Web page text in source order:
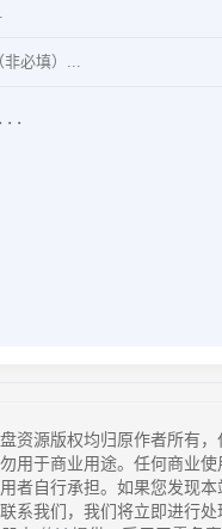
资源版权均归原作者所有
用于商业用途。任何商业
者自行承担。如果您发现
系我们，我们将立即进行处